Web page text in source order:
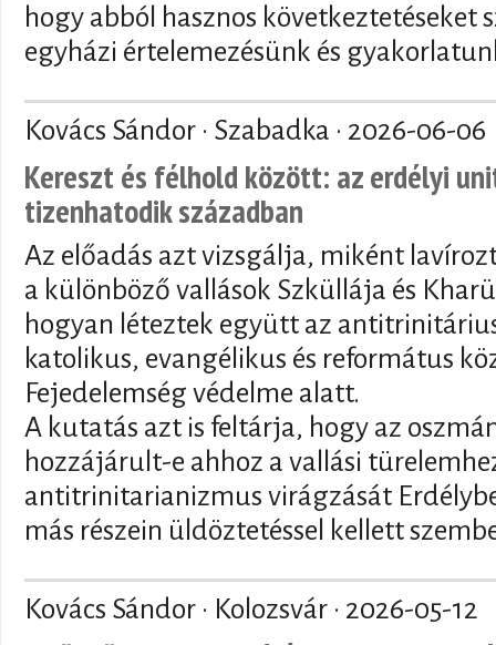
hogy abból hasznos következtetéseket
egyházi értelemezésünk és
Kovács Sándor · Szabadka · 2026-06-06
Kereszt és félhold között: az erdélyi
tizenhatodik században
Az előadás azt vizsgálja, miként
a különböző vallások Szküllája és
hogyan léteztek együtt az
katolikus, evangélikus és református
Fejedelemség védelme alatt.
A kutatás azt is feltárja, hogy az
hozzájárult-e ahhoz a vallási
antitrinitarianizmus virágzását
más részein üldöztetéssel kellett
Kovács Sándor · Kolozsvár · 2026-05-12